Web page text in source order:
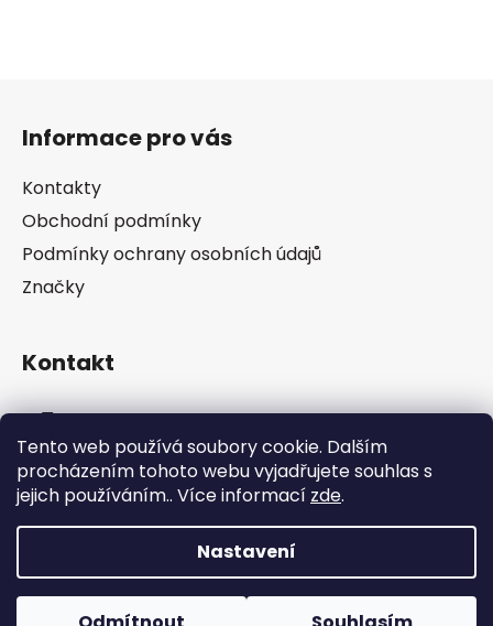
Tento web používá soubory cookie. Dalším
procházením tohoto webu vyjadřujete souhlas s
jejich používáním.. Více informací zde.
Nastavení
Informace pro vás
Kontakty
Obchodní podmínky
Podmínky ochrany osobních údajů
Značky
Kontakt
info@pip-zevl.cz
605 871 228
Vytvořil Shoptet